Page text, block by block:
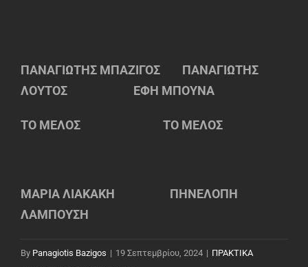
ΠΑΝΑΓΙΩΤΗΣ ΜΠΑΖΙΓΟΣ ΠΑΝΑΓΙΩΤΗΣ
ΛΟΥΤΟΣ ΕΦΗ ΜΠΟΥΝΑ
ΤΟ ΜΕΛΟΣ ΤΟ ΜΕΛΟΣ
ΜΑΡΙΑ ΛΙΑΚΑΚΗ ΠΗΝΕΛΟΠΗ
ΛΑΜΠΟΥΣΗ
By Panagiotis Bazigos | 19 Σεπτεμβρίου, 2024 | ΠΡΑΚΤΙΚΑ